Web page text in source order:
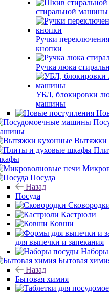
стиральной машины
Ручки
кнопки
Ручка люка
УБЛ, блокировки
машины
Вытяжки
Посуда
Назад
Посуда
Кастрюли
Ковши
для выпечки и запекания
Бытовая
Назад
Бытовая химия